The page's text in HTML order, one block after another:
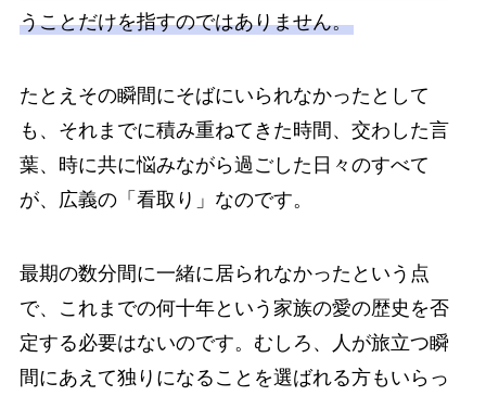
うことだけを指すのではありません。
たとえその瞬間にそばにいられなかったとして
も、それまでに積み重ねてきた時間、交わした言
葉、時に共に悩みながら過ごした日々のすべて
が、広義の「看取り」なのです。
最期の数分間に一緒に居られなかったという点
で、これまでの何十年という家族の愛の歴史を否
定する必要はないのです。むしろ、人が旅立つ瞬
間にあえて独りになることを選ばれる方もいらっ